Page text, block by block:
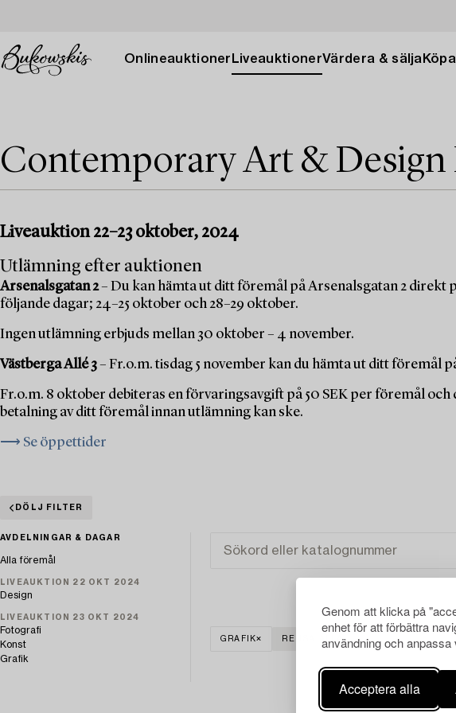
Genom att klicka på
enhet för att förbättra
användning och
Acceptera alla
Onlineauktioner LiveauktionerVärdera & sälja Köpa
Contemporary Art & Design
Liveauktion 22–23 oktober, 2024
Utlämning efter auktionen
Arsenalsgatan 2– Du kan hämta ut ditt föremål på Arsenalsgatan 2 direkt
följande dagar; 24–25 oktober och 28–29 oktober.
Ingen utlämning erbjuds mellan 30 oktober – 4 november.
Västberga Allé 3– Fr.o.m. tisdag 5 november kan du hämta ut ditt föremål
Fr.o.m. 8 oktober debiteras en förvaringsavgift på 50 SEK per föremål
betalning av ditt föremål innan utlämning kan ske.
⟶ Se öppettider
DÖLJ FILTER
AVDELNINGAR & DAGAR
Alla föremål
LIVEAUKTION 22 OKT 2024
Design
LIVEAUKTION 23 OKT 2024
Fotografi
Konst
Grafik
GRAFIK RENSA ALLA